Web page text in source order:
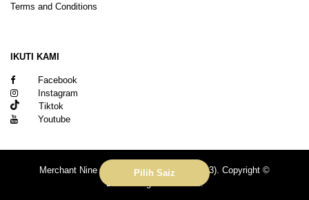
Pilih Saiz
Terms and Conditions
IKUTI KAMI
Facebook
Instagram
Tiktok
Youtube
Merchant Nine Sdn Bhd (No. 201601039113). Copyright ©
2026.All rights reserved.